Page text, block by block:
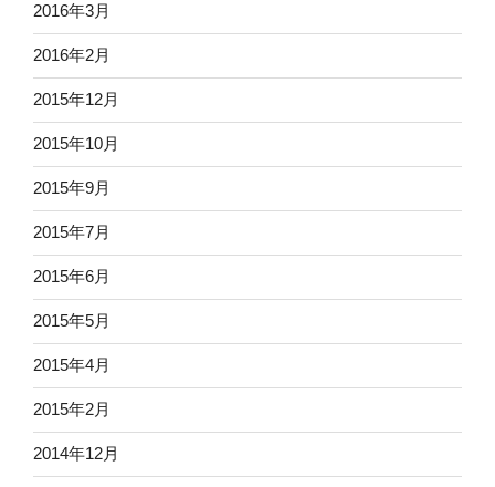
2016年3月
2016年2月
2015年12月
2015年10月
2015年9月
2015年7月
2015年6月
2015年5月
2015年4月
2015年2月
2014年12月